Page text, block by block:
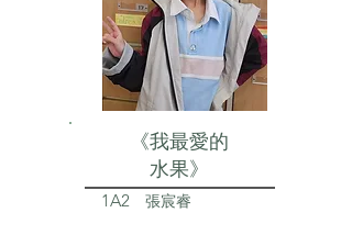
《我最愛的
水果》
1A2 張宸睿